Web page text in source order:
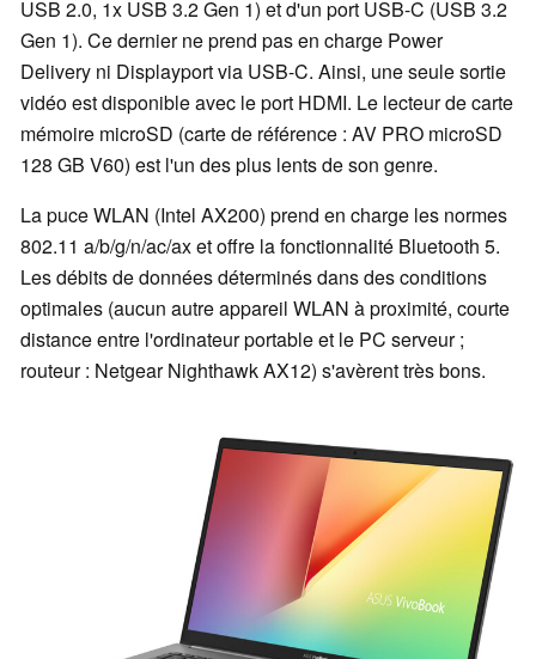
USB 2.0, 1x USB 3.2 Gen 1) et d'un port USB-C (USB 3.2
Gen 1). Ce dernier ne prend pas en charge Power
Delivery ni Displayport via USB-C. Ainsi, une seule sortie
vidéo est disponible avec le port HDMI. Le lecteur de carte
mémoire microSD (carte de référence : AV PRO microSD
128 GB V60) est l'un des plus lents de son genre.
La puce WLAN (Intel AX200) prend en charge les normes
802.11 a/b/g/n/ac/ax et offre la fonctionnalité Bluetooth 5.
Les débits de données déterminés dans des conditions
optimales (aucun autre appareil WLAN à proximité, courte
distance entre l'ordinateur portable et le PC serveur ;
routeur : Netgear Nighthawk AX12) s'avèrent très bons.